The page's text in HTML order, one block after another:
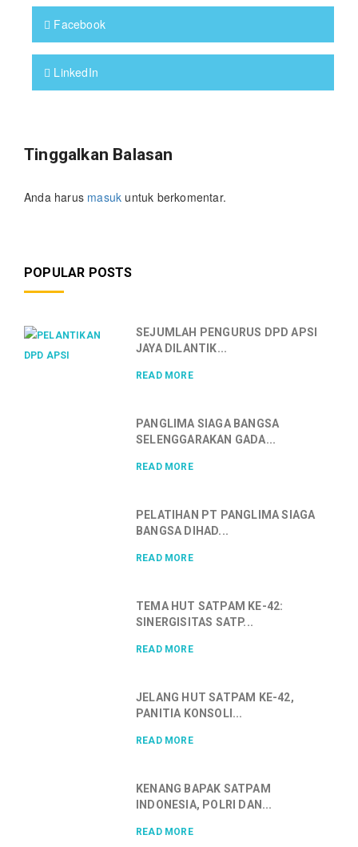
Facebook
LinkedIn
Tinggalkan Balasan
Anda harus masuk untuk berkomentar.
POPULAR POSTS
SEJUMLAH PENGURUS DPD APSI
JAYA DILANTIK...
READ MORE
PANGLIMA SIAGA BANGSA
SELENGGARAKAN GADA...
READ MORE
PELATIHAN PT PANGLIMA SIAGA
BANGSA DIHAD...
READ MORE
TEMA HUT SATPAM KE-42:
SINERGISITAS SATP...
READ MORE
JELANG HUT SATPAM KE-42,
PANITIA KONSOLI...
READ MORE
KENANG BAPAK SATPAM
INDONESIA, POLRI DAN...
READ MORE